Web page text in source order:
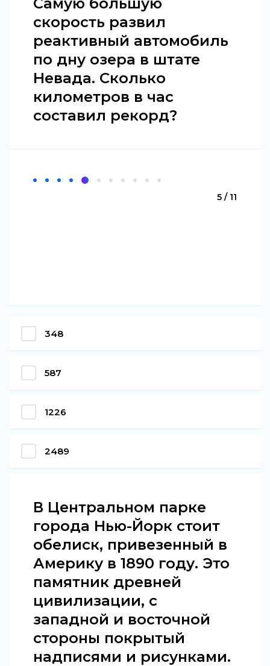
скорость развил
реактивный автомобиль
по дну озера в штате
Невада. Сколько
километров в час
составил рекорд?
5 / 11
348
587
1226
2489
В Центральном парке
города Нью-Йорк стоит
обелиск, привезенный в
Америку в 1890 году. Это
памятник древней
цивилизации, с
западной и восточной
стороны покрытый
надписями и рисунками.